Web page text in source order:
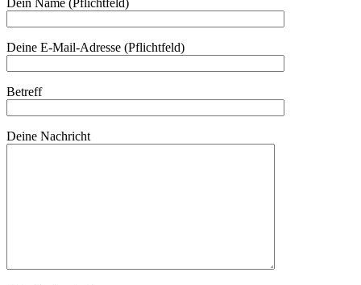
Dein Name (Pflichtfeld)
Deine E-Mail-Adresse (Pflichtfeld)
Betreff
Deine Nachricht